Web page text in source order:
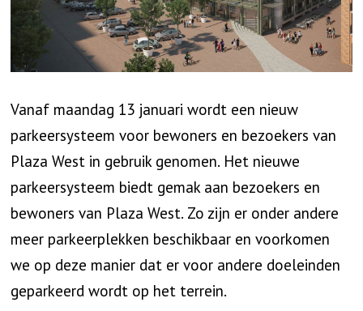
Vanaf maandag 13 januari wordt een nieuw
parkeersysteem voor bewoners en bezoekers van
Plaza West in gebruik genomen. Het nieuwe
parkeersysteem biedt gemak aan bezoekers en
bewoners van Plaza West. Zo zijn er onder andere
meer parkeerplekken beschikbaar en voorkomen
we op deze manier dat er voor andere doeleinden
geparkeerd wordt op het terrein.